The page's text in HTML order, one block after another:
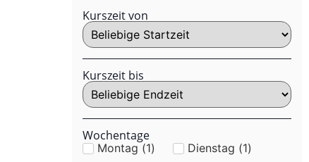
Kurszeit von
Kurszeit bis
Wochentage
Montag (1) Dienstag (1)